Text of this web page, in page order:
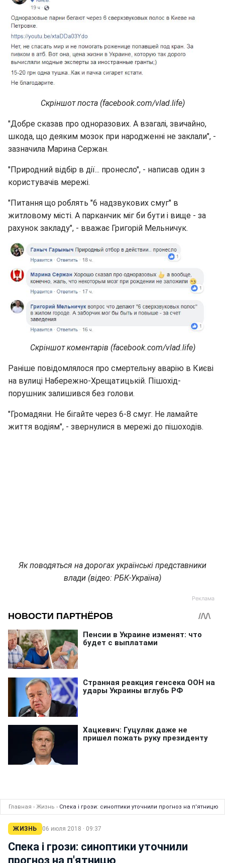
Скріншот поста (facebook.com/vlad.life)
"Добре сказав про одноразових. А взагалі, звичайно,
шкода, що деяким мозок при народженні не заклали", -
зазначила Марина Сержан.
"Природний відбір в дії... пронесло", - написав один з
користувачів мережі.
"Питання що роблять "6 надзвукових смуг" в
житловому місті. А парканчик міг би бути і вище - за
рахунок закладу", - вважає Григорій Мельничук.
Скріншот коментарів (facebook.com/vlad.life)
Раніше повідомлялося про смертельну аварію в Києві
на вулиці Набережно-Хрещатицькій. Пішохід-
порушник залишився без голови.
"Громадяни. Не бігайте через 6-8 смуг. Не ламайте
життя водіям", - звернулися в мережі до пішоходів.
Як поводяться на дорогах українські представники
влади (відео: РБК-Україна)
Главная › Жизнь › Спека і грози: синоптики уточнили прогноз на п'ятницю
ЖИЗНЬ 06 июля 2018 · 09:37
Спека і грози: синоптики уточнили
прогноз на п'ятницю